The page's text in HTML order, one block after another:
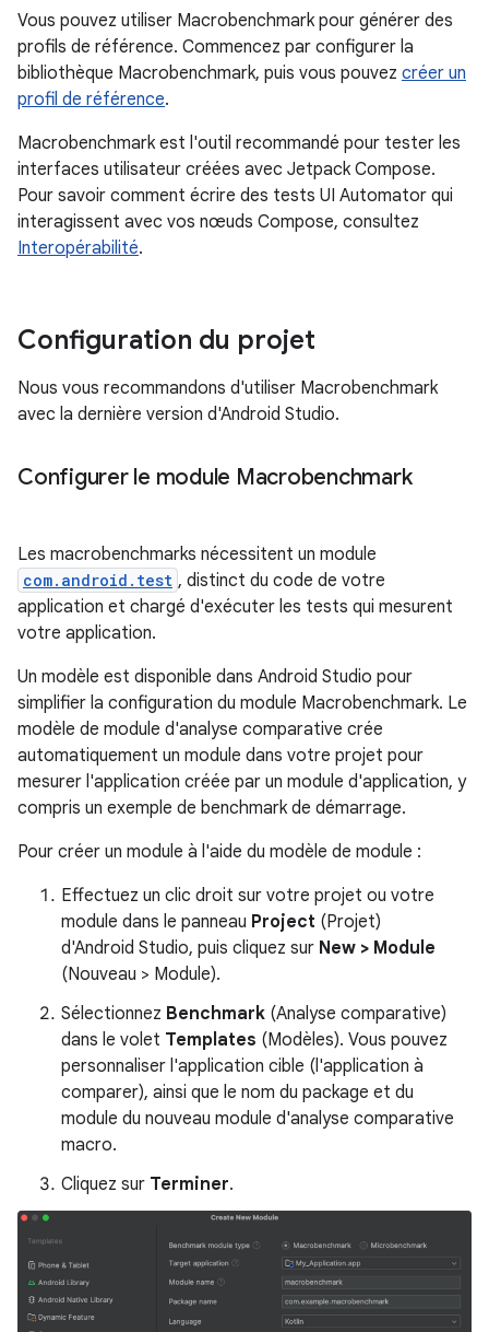
Vous pouvez utiliser Macrobenchmark pour générer des
profils de référence. Commencez par configurer la
bibliothèque Macrobenchmark, puis vous pouvez créer un
profil de référence.
Macrobenchmark est l'outil recommandé pour tester les
interfaces utilisateur créées avec Jetpack Compose.
Pour savoir comment écrire des tests UI Automator qui
interagissent avec vos nœuds Compose, consultez
Interopérabilité.
Configuration du projet
Nous vous recommandons d'utiliser Macrobenchmark
avec la dernière version d'Android Studio.
Configurer le module Macrobenchmark
Les macrobenchmarks nécessitent un module
com.android.test , distinct du code de votre
application et chargé d'exécuter les tests qui mesurent
votre application.
Un modèle est disponible dans Android Studio pour
simplifier la configuration du module Macrobenchmark. Le
modèle de module d'analyse comparative crée
automatiquement un module dans votre projet pour
mesurer l'application créée par un module d'application, y
compris un exemple de benchmark de démarrage.
Pour créer un module à l'aide du modèle de module :
Effectuez un clic droit sur votre projet ou votre
module dans le panneau Project (Projet)
d'Android Studio, puis cliquez sur New > Module
(Nouveau > Module).
Sélectionnez Benchmark (Analyse comparative)
dans le volet Templates (Modèles). Vous pouvez
personnaliser l'application cible (l'application à
comparer), ainsi que le nom du package et du
module du nouveau module d'analyse comparative
macro.
Cliquez sur Terminer.